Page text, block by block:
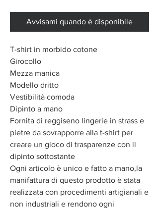
Avvisami quando è disponibile
T-shirt in morbido cotone
Girocollo
Mezza manica
Modello dritto
Vestibilità comoda
Dipinto a mano
Fornita di reggiseno lingerie in strass e
pietre da sovrapporre alla t-shirt per
creare un gioco di trasparenze con il
dipinto sottostante
Ogni articolo è unico e fatto a mano,la
manifattura di questo prodotto è stata
realizzata con procedimenti artigianali e
non industriali e rendono ogni